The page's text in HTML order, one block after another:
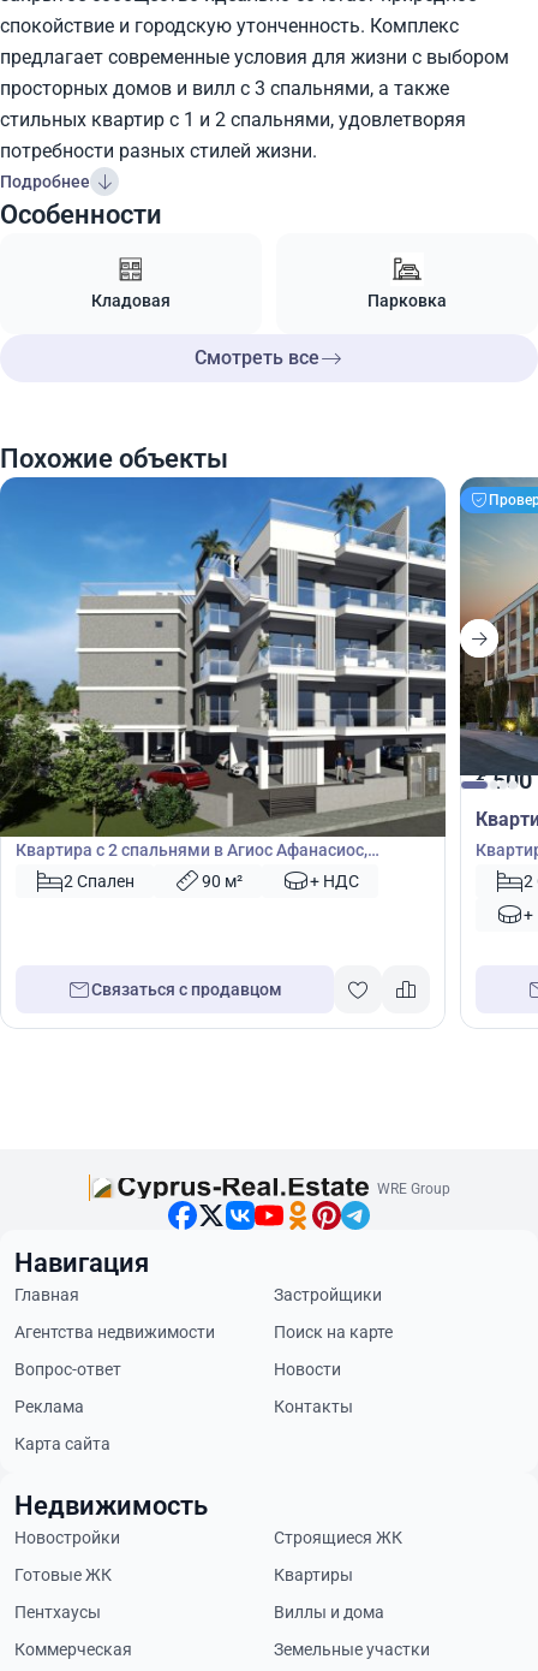
спокойствие и городскую утонченность. Комплекс
предлагает современные условия для жизни с выбором
просторных домов и вилл с 3 спальнями, а также
стильных квартир с 1 и 2 спальнями, удовлетворяя
потребности разных стилей жизни.
Подробнее
Особенности
Кладовая Парковка
Смотреть все
Похожие объекты
€515 000
Квартира
Квартира с 2 спальнями в Агиос Афанасиос,
Лимасол, Кипр № 48139
2 Спален 90 м² + НДС
Связаться с продавцом
€500
Кипр2
WRE Group
Навигация
Главная
Застройщики
Агентства недвижимости
Поиск на карте
Вопрос-ответ
Новости
Реклама
Контакты
Карта сайта
Недвижимость
Новостройки
Строящиеся ЖК
Готовые ЖК
Квартиры
Пентхаусы
Виллы и дома
Коммерческая
Земельные участки